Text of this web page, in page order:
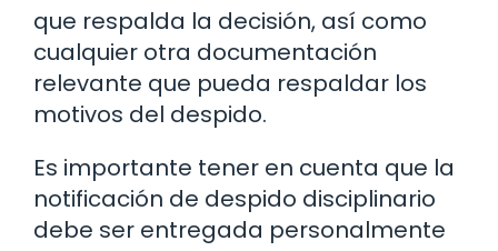
que respalda la decisión, así como
cualquier otra documentación
relevante que pueda respaldar los
motivos del despido.
Es importante tener en cuenta que la
notificación de despido disciplinario
debe ser entregada personalmente